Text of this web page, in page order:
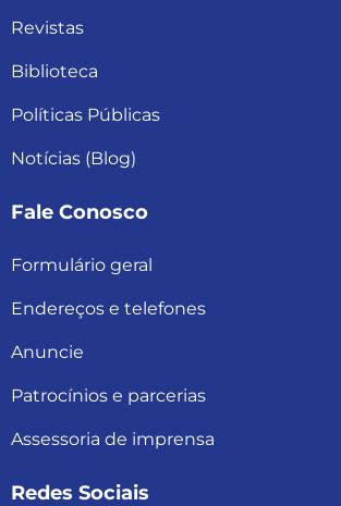
Revistas
Biblioteca
Políticas Públicas
Notícias (Blog)
Fale Conosco
Formulário geral
Endereços e telefones
Anuncie
Patrocínios e parcerias
Assessoria de imprensa
Redes Sociais